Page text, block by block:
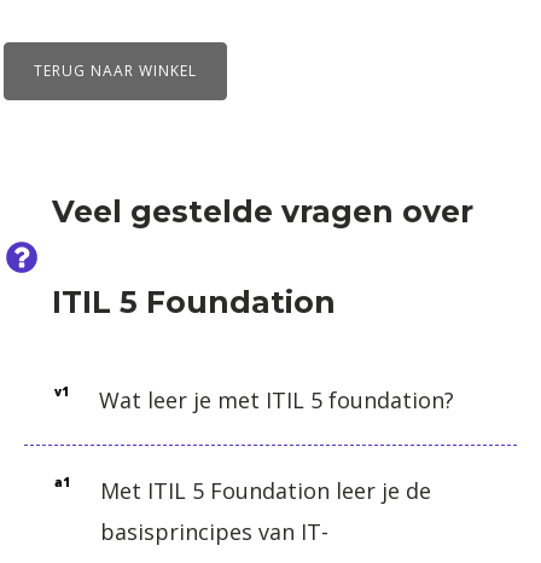
2026
incl.
examen
|
virtuele
deelname
TERUG NAAR WINKEL
Veel gestelde vragen over
ITIL 5 Foundation
v1 Wat leer je met ITIL 5 foundation?
a1
Met ITIL 5 Foundation leer je de
basisprincipes van IT-